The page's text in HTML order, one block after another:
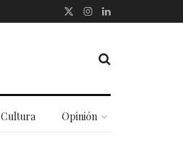
Cultura Opinión